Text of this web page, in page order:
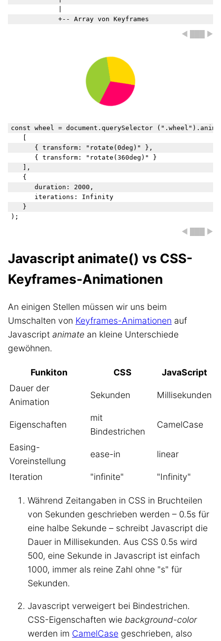
◀ ███ ▶
const wheel = document.querySelector
◀ ███ ▶
Javascript animate() vs CSS-
Keyframes-Animationen
An einigen Stellen müssen wir uns beim
Umschalten von Keyframes-Animationen auf
Javascript animate an kleine Unterschiede
gewöhnen.
Funkiton CSS
JavaScript
Dauer der
Animation
Sekunden Millisekunden
Eigenschaften
mit
Bindestrichen
CamelCase
Easing-
Voreinstellung
ease-in linear
Iteration "infinite" "Infinity"
Während Zeitangaben in CSS in Bruchteilen
von Sekunden geschrieben werden – 0.5s für
eine halbe Sekunde – schreibt Javascript die
Dauer in Millisekunden. Aus CSS 0.5s wird
500, eine Sekunde in Javascript ist einfach
1000, immer als reine Zahl ohne "s" für
Sekunden.
Javascript verweigert bei Bindestrichen.
CSS-Eigenschaften wie background-color
werden im CamelCase geschrieben, also